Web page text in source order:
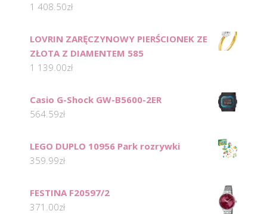
1 408.50zł
LOVRIN ZARĘCZYNOWY PIERŚCIONEK ZE
ZŁOTA Z DIAMENTEM 585
1 139.00zł
Casio G-Shock GW-B5600-2ER
564.59zł
LEGO DUPLO 10956 Park rozrywki
359.99zł
FESTINA F20597/2
371.00zł